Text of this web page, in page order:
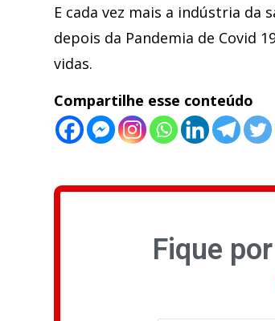
E cada vez mais a indústria da
depois da Pandemia de Covid
vidas.
Compartilhe esse conteúdo
Fique